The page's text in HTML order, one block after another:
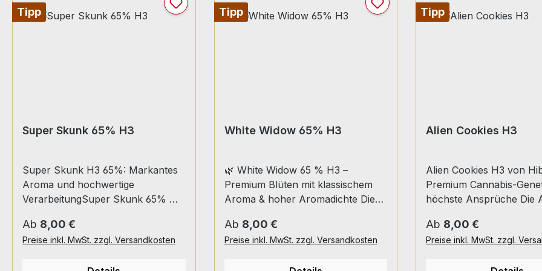
Tipp
Super Skunk 65% H3
Super Skunk H3 65%: Markantes
Aroma und hochwertige
VerarbeitungSuper Skunk 65% H3
duftendes Aromaprodukt mit
charakteristisch kräftigem Profil.
Regulärer Preis:
Ab 8,00 €
Preise inkl. MwSt. zzgl. Versandkosten
Tipp
White Widow 65% H3
🌿 White Widow 65 % H3 –
Premium Blüten mit klassischem
Aroma & hoher Aromadichte Die
verbinden die Legende einer der
bekanntesten Hanfsorten aller
Regulärer Preis:
Ab 8,00 €
Preise inkl. MwSt. zzgl. Versandkosten
Tipp
Alien Cookies H3
Alien Cookies H3 von
Premium Cannabis-
höchste Ansprüche Die
erstklassige Cannabis-
intensive Aromen und
Regulärer Preis:
Ab 8,00 €
Preise inkl. MwSt. zzgl.